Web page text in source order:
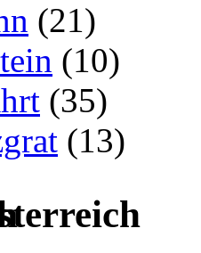
(21)
(10)
(35)
(13)